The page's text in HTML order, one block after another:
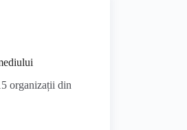
organizații din